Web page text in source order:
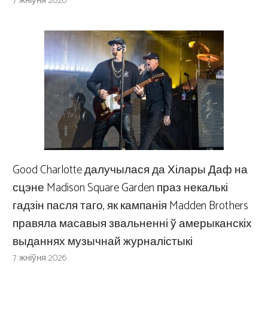
Good Charlotte далучылася да Хілары Даф на
сцэне Madison Square Garden праз некалькі
гадзін пасля таго, як кампанія Madden Brothers
правяла масавыя звальненні ў амерыканскіх
выданнях музычнай журналістыкі
7 жніўня 2026